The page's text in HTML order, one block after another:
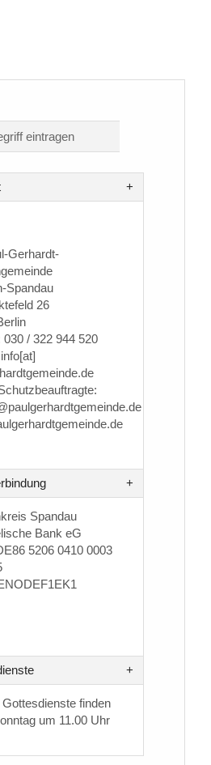
Gerhardt-
Spandau
26
030 / 322 944 520
Spandau
Bank eG
5206 0410 0003
finden
um 11.00 Uhr